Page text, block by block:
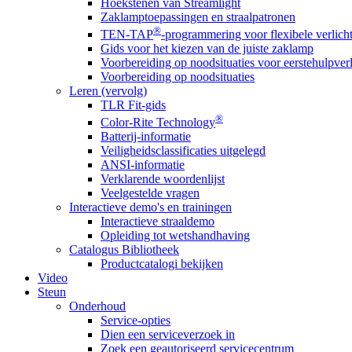
Zaklamptoepassingen en straalpatronen
TEN-TAP®-programmering voor flexibele
Gids voor het kiezen van de juiste zaklamp
Voorbereiding op noodsituaties voor
Voorbereiding op noodsituaties
Leren (vervolg)
TLR Fit-gids
Color-Rite Technology®
Batterij-informatie
Veiligheidsclassificaties uitgelegd
ANSI-informatie
Verklarende woordenlijst
Veelgestelde vragen
Interactieve demo's en trainingen
Interactieve straaldemo
Opleiding tot wetshandhaving
Catalogus Bibliotheek
Productcatalogi bekijken
Video
Steun
Onderhoud
Service-opties
Dien een serviceverzoek in
Zoek een geautoriseerd servicecentrum